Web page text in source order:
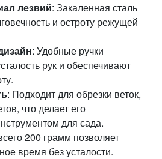
лезвий: Закаленная сталь
и остроту режущей
: Удобные ручки
рук и обеспечивают
: Подходит для обрезки веток,
что делает его
для сада.
200 грамм позволяет
время без усталости.